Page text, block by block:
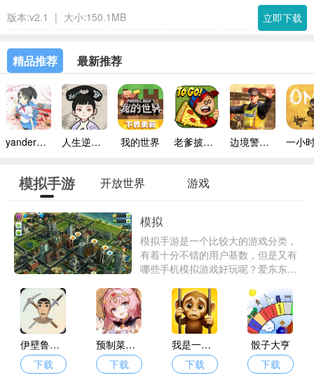
版本:v2.1
| 大小:150.1MB 立即下载
精品推荐 最新推荐
yandere simulator手机版 人生逆袭路免广告 我的世界 老爹披萨店手机版 边境警察官中文版
模拟手游 开放世界 游戏
模拟
模拟手游是一个比较大的游戏分类，
有着十分不错的用户基数，但是又有
哪些手机模拟游戏好玩呢？爱东东手
戏大全供你体验。
伊壁鲁世界
下载
预制菜梦工坊
下载
我是一只猴
下载
骰子大亨
下载